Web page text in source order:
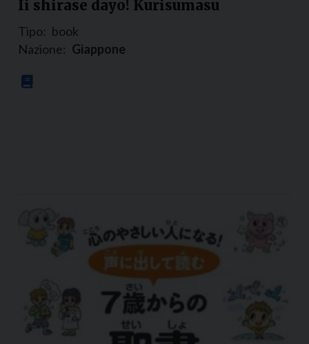
Ii shirase dayo! Kurisumasu
Tipo: book
Nazione: Giappone